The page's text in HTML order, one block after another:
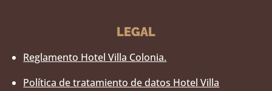
LEGAL
Reglamento Hotel Villa Colonia.
Política de tratamiento de datos Hotel Villa